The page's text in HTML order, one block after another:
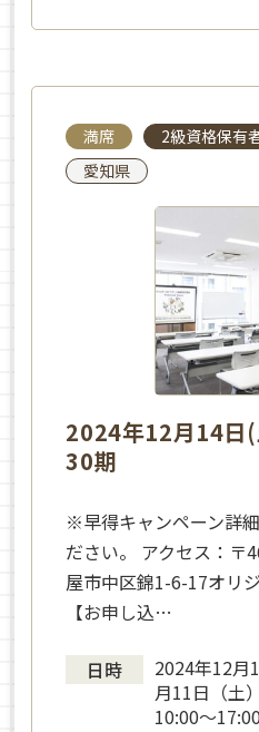
満席
2級資格保有
愛知県
2024年12月14日
30期
※早得キャンペーン詳
ださい。 アクセス：
屋市中区錦1-6-17オリ
【お申し込…
日時
2024年12
月11日（土
10:00～17:00